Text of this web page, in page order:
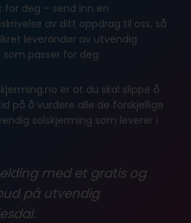
for deg – send inn en
av ditt oppdrag til oss, så
leverandør av utvendig
som passer for deg.
er at du skal slippe å
på å vurdere alle de forskjellige
solskjerming som leverer i
med et gratis og
på utvendig